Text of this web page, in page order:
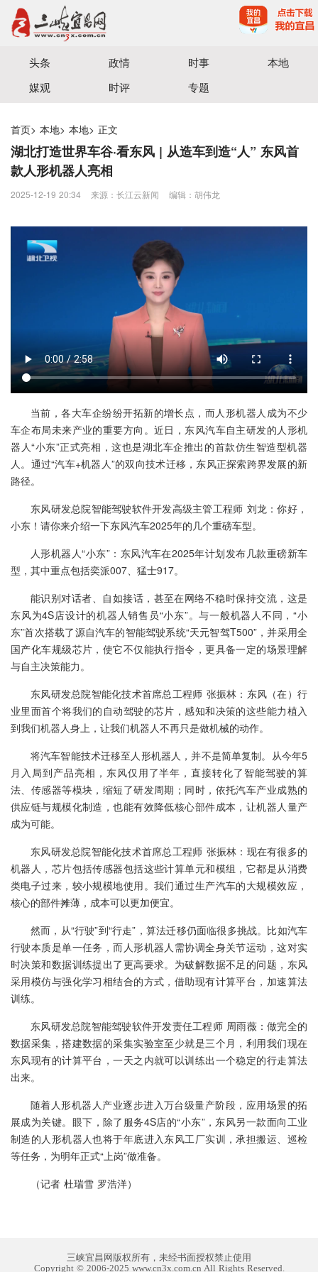
宜昌三峡融媒体中心主办
头条 政情 时事
本地
媒观
时评 专题
首页> 本地> 本地> 正文
湖北打造世界车谷·看东风 | 从造车到造“人” 东风首
款人形机器人亮相
2025-12-19 20:34 来源：​长江云新闻 编辑：胡伟龙
当前，各大车企纷纷开拓新的增长点，而人形机器人成为不少
车企布局未来产业的重要方向。近日，东风汽车自主研发的人形机
器人“小东”正式亮相，这也是湖北车企推出的首款仿生智造型机器
人。通过“汽车+机器人”的双向技术迁移，东风正探索跨界发展的新
路径。
东风研发总院智能驾驶软件开发高级主管工程师 刘龙：你好，
小东！请你来介绍一下东风汽车2025年的几个重磅车型。
人形机器人“小东”：东风汽车在2025年计划发布几款重磅新车
型，其中重点包括奕派007、猛士917。
能识别对话者、自如接话，甚至在网络不稳时保持交流，这是
东风为4S店设计的机器人销售员“小东”。与一般机器人不同，“小
东”首次搭载了源自汽车的智能驾驶系统“天元智驾T500”，并采用全
国产化车规级芯片，使它不仅能执行指令，更具备一定的场景理解
与自主决策能力。
东风研发总院智能化技术首席总工程师 张振林：东风（在）行
业里面首个将我们的自动驾驶的芯片，感知和决策的这些能力植入
到我们机器人身上，让我们机器人不再只是做机械的动作。
将汽车智能技术迁移至人形机器人，并不是简单复制。从今年5
月入局到产品亮相，东风仅用了半年，直接转化了智能驾驶的算
法、传感器等模块，缩短了研发周期；同时，依托汽车产业成熟的
供应链与规模化制造，也能有效降低核心部件成本，让机器人量产
成为可能。
东风研发总院智能化技术首席总工程师 张振林：现在有很多的
机器人，芯片包括传感器包括这些计算单元和模组，它都是从消费
类电子过来，较小规模地使用。我们通过生产汽车的大规模效应，
核心的部件摊薄，成本可以更加便宜。
然而，从“行驶”到“行走”，算法迁移仍面临很多挑战。比如汽车
行驶本质是单一任务，而人形机器人需协调全身关节运动，这对实
时决策和数据训练提出了更高要求。为破解数据不足的问题，东风
采用模仿与强化学习相结合的方式，借助现有计算平台，加速算法
训练。
东风研发总院智能驾驶软件开发责任工程师 周雨薇：做完全的
数据采集，搭建数据的采集实验室至少就是三个月，利用我们现在
东风现有的计算平台，一天之内就可以训练出一个稳定的行走算法
出来。
随着人形机器人产业逐步进入万台级量产阶段，应用场景的拓
展成为关键。眼下，除了服务4S店的“小东”，东风另一款面向工业
制造的人形机器人也将于年底进入东风工厂实训，承担搬运、巡检
等任务，为明年正式“上岗”做准备。
（记者 杜瑞雪 罗浩洋）
三峡宜昌网版权所有，未经书面授权禁止使用
Copyright © 2006-2025 www.cn3x.com.cn All Rights Reserved.